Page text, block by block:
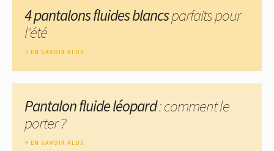
4 pantalons fluides blancsparfaits pour
l'été
EN SAVOIR PLUS
Pantalon fluide léopard: comment le
porter ?
EN SAVOIR PLUS